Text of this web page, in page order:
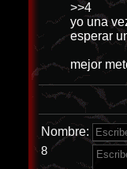
>>4
yo una
esperar
mejor
Nombre:
8